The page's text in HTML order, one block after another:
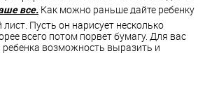
все. Как можно раньше дайте ребенку
Пусть он нарисует несколько
всего потом порвет бумагу. Для вас
ребенка возможность выразить и